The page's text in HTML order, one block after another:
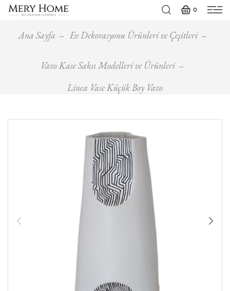
0
Ana Sayfa Ev Dekorasyonu Ürünleri ve Çeşitleri
Vazo Kase Saksı Modelleri ve Ürünleri
Linea Vase Küçük Boy Vazo